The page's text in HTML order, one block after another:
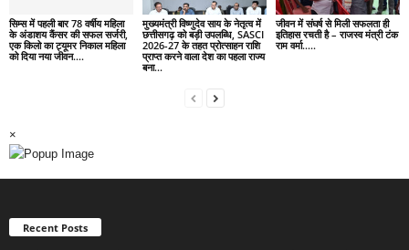
सिम्स में पहली बार 78 वर्षीय महिला
के अंडाशय कैंसर की सफल सर्जरी,
एक किलो का ट्यूमर निकाल महिला
को दिया नया जीवन….
मुख्यमंत्री विष्णुदेव साय के नेतृत्व में
छत्तीसगढ़ को बड़ी उपलब्धि, SASCI
2026-27 के तहत प्रोत्साहन राशि
प्राप्त करने वाला देश का पहला राज्य
बना...
जीवन में संघर्ष से मिली सफलता ही
इतिहास रचती है – राजस्व मंत्री टंक
राम वर्मा…..
×
Recent Posts